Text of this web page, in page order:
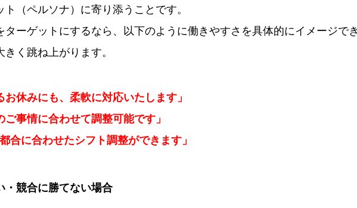
（ペルソナ）に寄り添うことです。
ターゲットにするなら、以下のように働きやすさを具体的にイメージで
く跳ね上がります。
お休みにも、柔軟に対応いたします」
ご事情に合わせて調整可能です」
合に合わせたシフト調整ができます」
・競合に勝てない場合